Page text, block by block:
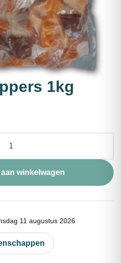
1kg
winkelwagen
11 augustus 2026